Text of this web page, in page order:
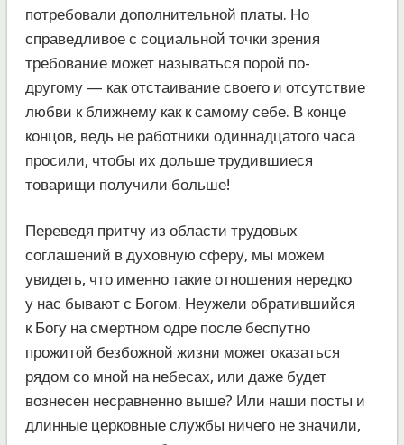
потребовали дополнительной платы. Но
справедливое с социальной точки зрения
требование может называться порой по-
другому — как отстаивание своего и отсутствие
любви к ближнему как к самому себе. В конце
концов, ведь не работники одиннадцатого часа
просили, чтобы их дольше трудившиеся
товарищи получили больше!
Переведя притчу из области трудовых
соглашений в духовную сферу, мы можем
увидеть, что именно такие отношения нередко
у нас бывают с Богом. Неужели обратившийся
к Богу на смертном одре после беспутно
прожитой безбожной жизни может оказаться
рядом со мной на небесах, или даже будет
вознесен несравненно выше? Или наши посты и
длинные церковные службы ничего не значили,